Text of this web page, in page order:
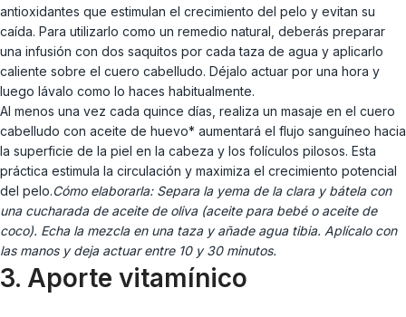
antioxidantes que estimulan el crecimiento del pelo y evitan su
caída. Para utilizarlo como un remedio natural, deberás preparar
una infusión con dos saquitos por cada taza de agua y aplicarlo
caliente sobre el cuero cabelludo. Déjalo actuar por una hora y
luego lávalo como lo haces habitualmente.
Al menos una vez cada quince días, realiza un masaje en el cuero
cabelludo con aceite de huevo* aumentará el flujo sanguíneo hacia
la superficie de la piel en la cabeza y los folículos pilosos. Esta
práctica estimula la circulación y maximiza el crecimiento potencial
del pelo.Cómo elaborarla: Separa la yema de la clara y bátela con
una cucharada de aceite de oliva (aceite para bebé o aceite de
coco). Echa la mezcla en una taza y añade agua tibia. Aplícalo con
las manos y deja actuar entre 10 y 30 minutos.
3. Aporte vitamínico